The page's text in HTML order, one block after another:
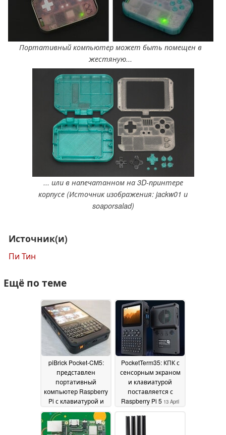
Портативный компьютер может быть помещен в
жестяную...
... или в напечатанном на 3D-принтере
корпусе (Источник изображения: jackw01 и
soaporsalad)
Источник(и)
Пи Тин
Ещё по теме
piBrick Pocket-CM5:
представлен
портативный
компьютер Raspberry
Pi с клавиатурой и
AMOLED-дисплеем01
June 2026
PocketTerm35: КПК с
сенсорным экраном
и клавиатурой
поставляется с
Raspberry Pi 5 13 April